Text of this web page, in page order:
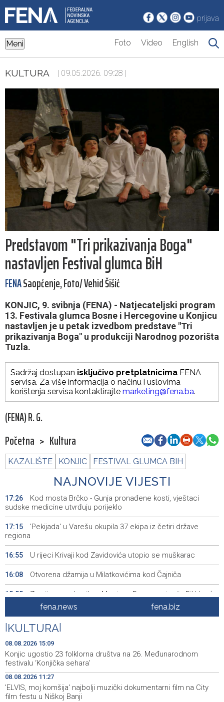
prijava
Meni Foto Video English
KULTURA | 09.05.2026. 09:28 |
Predstavom "Tri prikazivanja Boga"
nastavljen Festival glumca BiH
FENASaopćenje, Foto/ Vehid Šišić
KONJIC, 9. svibnja (FENA) - Natjecateljski program
13. Festivala glumca Bosne i Hercegovine u Konjicu
nastavljen je u petak izvedbom predstave "Tri
prikazivanja Boga" u produkciji Narodnog pozorišta
Tuzla.
Sadržaj dostupan isključivo pretplatnicima FENA
servisa. Za više informacija o načinu i uslovima
korištenja servisa kontaktirajte marketing@fena.ba.
(FENA) R. G.
Početna > Kultura
KAZALIŠTE KONJIC FESTIVAL GLUMCA BIH
NAJNOVIJE VIJESTI
17:26
Kod mosta Brčko - Gunja pronađene kosti, vještaci
sudske medicine utvrđuju porijeklo
17:15
'Pekijada' u Varešu okupila 37 ekipa iz četiri države
regiona
16:55 U rijeci Krivaji kod Zavidovića utopio se muškarac
16:08 Otvorena džamija u Milatkovićima kod Čajniča
15:55
Zmajice se okupile u Mostaru: Reprezentacija BiH kreće
po novu mediteransku priču
15:55
SFF - Specijalna predfestivalska projekcija restauriranog
filma 'Žena s krajolikom' Ivice Matića
15:37
Požar kod Konjica i dalje aktivan, stanje bolje nego
jutros
15:27
Dokumentarac 'Bulevar Ivice Osima' osvojio nagradu na
City Festu u Niškoj Banji
fena.news fena.biz
KULTURA
08.08.2026 15:09
Konjic ugostio 23 folklorna društva na 26. Međunarodnom
festivalu ‘Konjička sehara’
08.08.2026 11:27
'ELVIS, moj komšija' najbolji muzički dokumentarni film na City
film festu u Niškoj Banji